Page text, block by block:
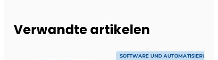
Verwandte artikelen
SOFTWARE UND AUTOMATISIERUNG